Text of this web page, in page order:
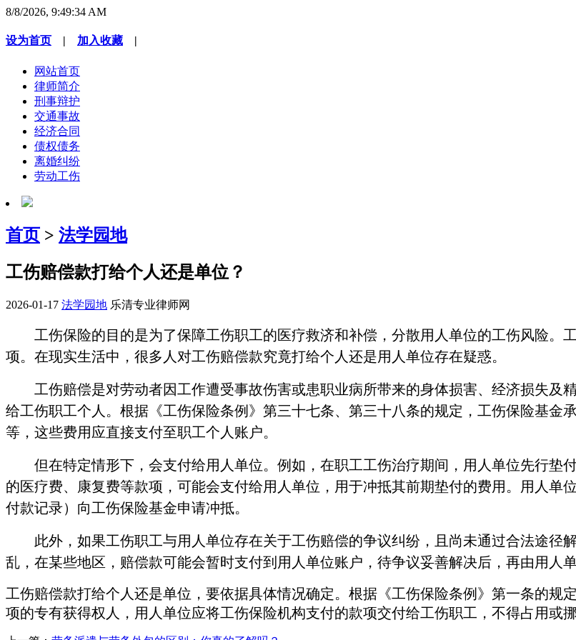
8/8/2026, 9:49:34 AM
设为首页 | 加入收藏 |
网站首页
律师简介
刑事辩护
交通事故
经济合同
债权债务
离婚纠纷
劳动工伤
首页 > 法学园地
工伤赔偿款打给个人还是单位？
2026-01-17 法学园地 乐清专业律师网
工伤保险的目的是为了保障工伤职工的医疗救济和补偿，分散用人单位的工伤风险。
项。 在现实生活中，很多人对工伤赔偿款究竟打给个人还是用人单位存在疑惑。
工伤赔偿是对劳动者因工作遭受事故伤害或患职业病所带来的身体损害、经济损失及
给工伤职工个人。根据《工伤保险条例》第三十七条、第三十八条的规定 ，工伤保险基金
等 ，这些费用应直接支付至职工个人账户。
但在特定情形下，会支付给用人单位。例如，在职工工伤治疗期间，用人单位先行垫
的医疗费、康复费等款项，可能会支付给用人单位，用于冲抵其前期垫付的费用。 用人单
付款记录）向工伤保险基金申请冲抵。
此外，如果工伤职工与用人单位存在关于工伤赔偿的争议纠纷，且尚未通过合法途径
乱，在某些地区，赔偿款可能会暂时支付到用人单位账户，待争议妥善解决后，再由用人
工伤赔偿款打给个人还是单位，要依据具体情况确定。 根据《工伤保险条例》第一条的规
项的专有获得权人，用人单位应将工伤保险机构支付的款项交付给工伤职工，不得占用或挪